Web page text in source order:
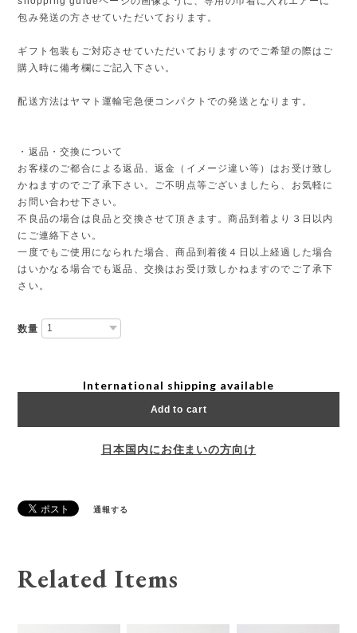
包み発送の方させていただいております。
ギフト包装もご対応させていただいておりますのでご希望の際はご
購入時に備考欄にご記入下さい。
配送方法はヤマト運輸宅急便コンパクトでの発送となります。
・返品・交換について
お客様のご都合による返品、返金（イメージ違い等）はお受け致し
かねますのでご了承下さい。ご不明点等ございましたら、お気軽に
お問い合わせ下さい。
不良品の場合は良品と交換させて頂きます。商品到着より３日以内
にご連絡下さい。
一度でもご使用になられた場合、商品到着後４日以上経過した場合
はいかなる場合でも返品、交換はお受け致しかねますのでご了承下
さい。
数量
International shipping available
Add to cart
日本国内にお住まいの方向け
通報する
Related Items